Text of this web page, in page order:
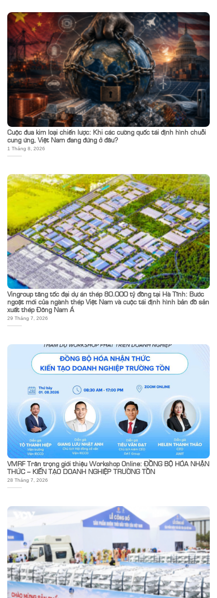
Cuộc đua kim loại chiến lược: Khi các cường quốc tái định hình chuỗi
cung ứng, Việt Nam đang đứng ở đâu?
1 Tháng 8, 2026
Vingroup tăng tốc đại dự án thép 80.000 tỷ đồng tại Hà Tĩnh: Bước
ngoặt mới của ngành thép Việt Nam và cuộc tái định hình bản đồ sản
xuất thép Đông Nam Á
29 Tháng 7, 2026
VMRF Trân trọng giới thiệu Workshop Online: ĐỒNG BỘ HÓA NHẬN
THỨC – KIẾN TẠO DOANH NGHIỆP TRƯỜNG TỒN
28 Tháng 7, 2026